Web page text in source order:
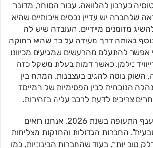
ב-22 ממטוסיה כערבון להלוואה. עבור הסוחר, מדובר
שלחברה יש עדיין נכסים איכותיים שהיא
מזומנים מיידיים. העובדה שיש לה
נוסף באותה דרך מעידה על כך שהיא רחוקה
להתעלם מהרעשים שמגיעים מכיוונו
נילמן. כאשר דמות בעלת משקל כזה
השוק נוטה להגיב בעצבנות. המתח בין
הנוכחית לבין הפסימיות של המייסד
צריכים לדעת לרכב עליה בזהירות.
במבט רחב יותר על ענף התעופה בשנת 2026, אנחנו רואים
החברות הגדולות והחזקות מצליחות
טוב יותר, בעוד שהחברות הבינוניות, כמו